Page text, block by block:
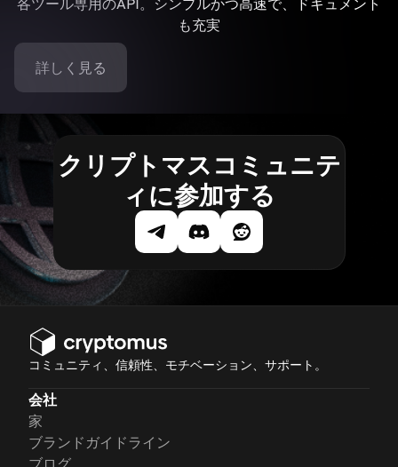
各ツール専用のAPI。シンプルかつ高速で、ドキュメント
も充実
詳しく見る
クリプトマスコミュニテ
ィに参加する
コミュニティ、信頼性、モチベーション、サポート。
会社
家
ブランドガイドライン